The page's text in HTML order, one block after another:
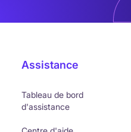
Assistance
Tableau de bord
d'assistance